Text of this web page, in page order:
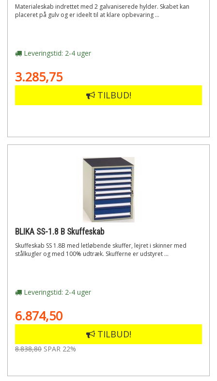
Materialeskab indrettet med 2 galvaniserede hylder. Skabet kan
placeret på gulv og er ideelt til at klare opbevaring ...
Leveringstid: 2-4 uger
3.285,75
TILBUD!
BLIKA SS-1.8 B Skuffeskab
Skuffeskab SS 1.8B med letløbende skuffer, lejret i skinner med
stålkugler og med 100% udtræk. Skufferne er udstyret ...
Leveringstid: 2-4 uger
6.874,50
TILBUD!
8.838,80 SPAR 22%